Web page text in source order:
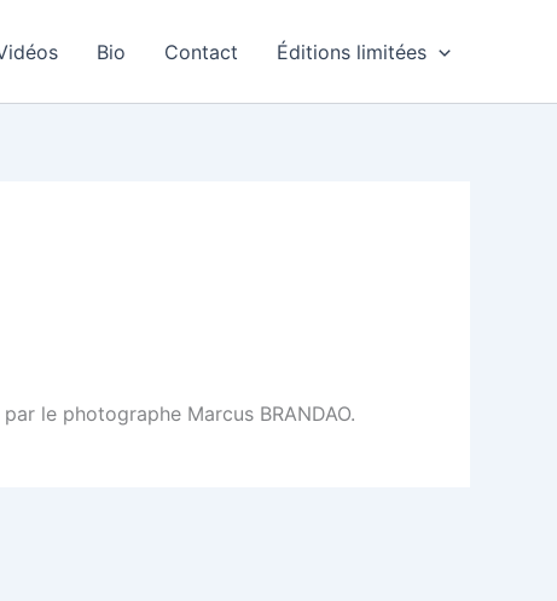
Bio Contact Éditions limitées
le photographe Marcus BRANDAO.